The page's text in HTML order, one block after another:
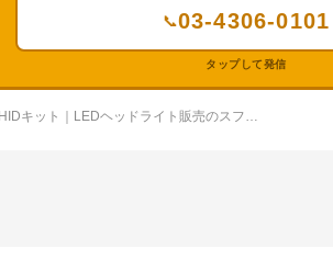
📞03-4306-0101
タップして発信
LED・HIDカスタムギャラリー／HIDキット｜LEDヘッドライト販売のスフィアライト